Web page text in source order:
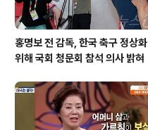
홍명보 전 감독, 한국 축구 정상화
위해 국회 청문회 참석 의사 밝혀